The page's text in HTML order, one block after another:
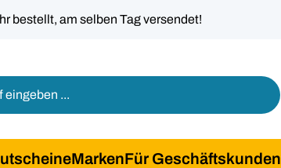
bestellt, am selben Tag versendet!
MarkenFür Geschäftskunden